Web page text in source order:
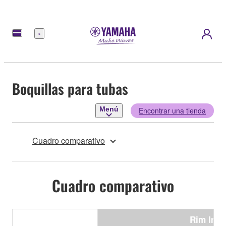
Menú
Boquillas para tubas
Menú Encontrar una tienda
Cuadro comparativo
Cuadro comparativo
Rim